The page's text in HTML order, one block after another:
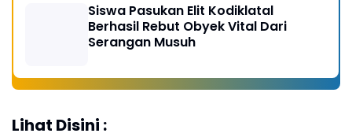
Siswa Pasukan Elit Kodiklatal
Berhasil Rebut Obyek Vital Dari
Serangan Musuh
Lihat Disini :